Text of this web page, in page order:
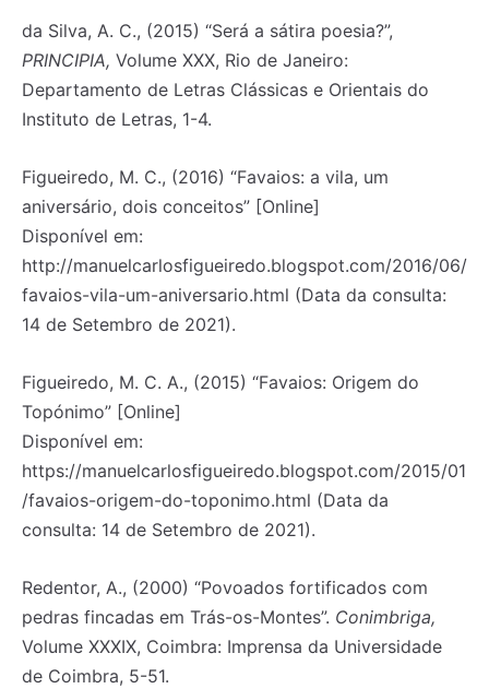
da Silva, A. C., (2015) “Será a sátira poesia?”,
PRINCIPIA, Volume XXX, Rio de Janeiro:
Departamento de Letras Clássicas e Orientais do
Instituto de Letras, 1-4.
Figueiredo, M. C., (2016) “Favaios: a vila, um
aniversário, dois conceitos” [Online]
Disponível em:
http://manuelcarlosfigueiredo.blogspot.com/2016/06/
favaios-vila-um-aniversario.html (Data da consulta:
14 de Setembro de 2021).
Figueiredo, M. C. A., (2015) “Favaios: Origem do
Topónimo” [Online]
Disponível em:
https://manuelcarlosfigueiredo.blogspot.com/2015/01
/favaios-origem-do-toponimo.html (Data da
consulta: 14 de Setembro de 2021).
Redentor, A., (2000) “Povoados fortificados com
pedras fincadas em Trás-os-Montes”. Conimbriga,
Volume XXXIX, Coimbra: Imprensa da Universidade
de Coimbra, 5-51.